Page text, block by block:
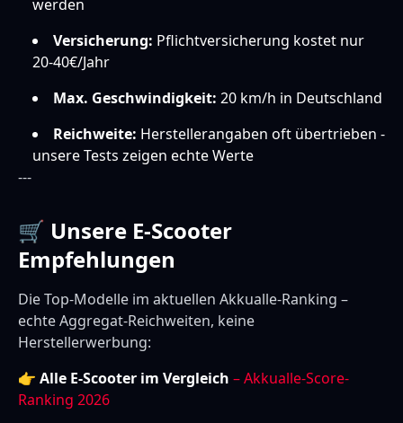
werden
Versicherung: Pflichtversicherung kostet nur
20-40€/Jahr
Max. Geschwindigkeit: 20 km/h in Deutschland
Reichweite: Herstellerangaben oft übertrieben -
unsere Tests zeigen echte Werte
---
🛒 Unsere E-Scooter
Empfehlungen
Die Top-Modelle im aktuellen Akkualle-Ranking –
echte Aggregat-Reichweiten, keine
Herstellerwerbung:
👉 Alle E-Scooter im Vergleich – Akkualle-Score-
Ranking 2026